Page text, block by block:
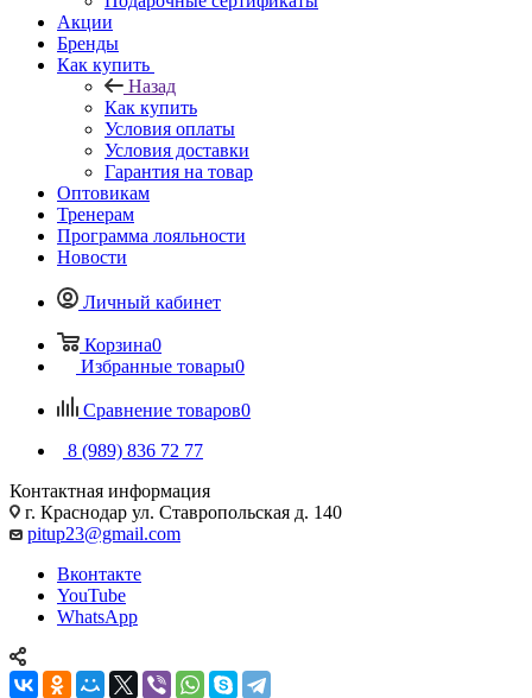
Акции
Бренды
Как купить
Назад
Как купить
Условия оплаты
Условия доставки
Гарантия на товар
Оптовикам
Тренерам
Программа лояльности
Новости
Личный кабинет
Корзина0
Избранные товары0
Сравнение товаров0
8 (989) 836 72 77
Контактная информация
г. Краснодар ул. Ставропольская д. 140
pitup23@gmail.com
Вконтакте
YouTube
WhatsApp